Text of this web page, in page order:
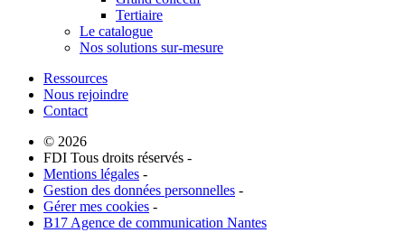
Tertiaire
Le catalogue
Nos solutions sur-mesure
Ressources
Nous rejoindre
Contact
© 2026
FDI Tous droits réservés -
Mentions légales -
Gestion des données personnelles -
Gérer mes cookies -
B17 Agence de communication Nantes